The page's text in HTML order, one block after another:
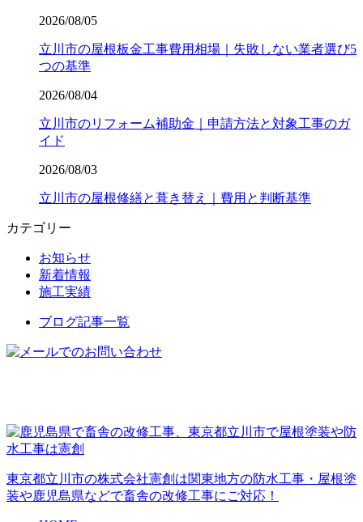
2026/08/05
立川市の屋根板金工事費用相場｜失敗しない業者選び5
つの基準
2026/08/04
立川市のリフォーム補助金｜申請方法と対象工事のガ
イド
2026/08/03
立川市の屋根修繕と葺き替え｜費用と判断基準
カテゴリー
お知らせ
新着情報
施工実績
ブログ記事一覧
東京都立川市の株式会社憲創は関東地方の防水工事・屋根塗
装や鹿児島県などで畜舎の改修工事にご対応！